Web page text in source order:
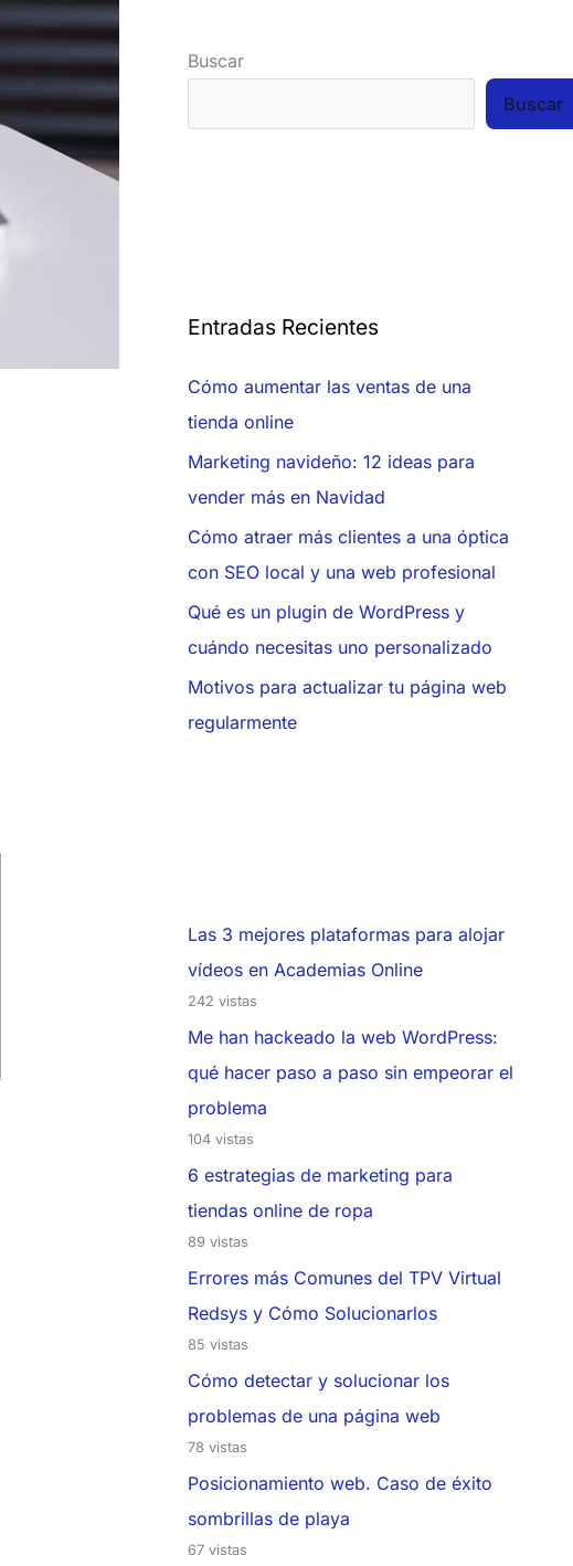
Buscar
Buscar
Entradas Recientes
Cómo aumentar las ventas de una
tienda online
Marketing navideño: 12 ideas para
vender más en Navidad
Cómo atraer más clientes a una óptica
con SEO local y una web profesional
Qué es un plugin de WordPress y
cuándo necesitas uno personalizado
Motivos para actualizar tu página web
regularmente
Las 3 mejores plataformas para alojar
vídeos en Academias Online
242 vistas
Me han hackeado la web WordPress:
qué hacer paso a paso sin empeorar el
problema
104 vistas
6 estrategias de marketing para
tiendas online de ropa
89 vistas
Errores más Comunes del TPV Virtual
Redsys y Cómo Solucionarlos
85 vistas
Cómo detectar y solucionar los
problemas de una página web
78 vistas
Posicionamiento web. Caso de éxito
sombrillas de playa
67 vistas